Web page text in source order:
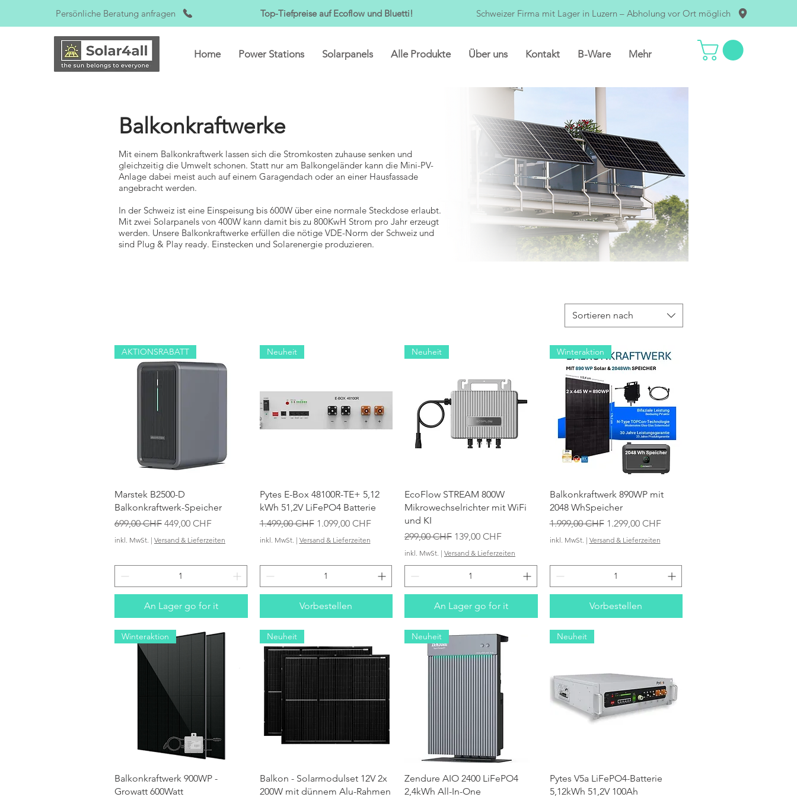
Persönliche Beratung anfragen Schweizer Firma mit Lager in Luzern – Abholung vor Ort möglich
Top-Tiefpreise auf Ecoflow und Bluetti!
Home Power Stations Solarpanels Alle Produkte Über uns Kontakt B-Ware Mehr
Balkonkraftwerke
Mit einem Balkonkraftwerk lassen sich die Stromkosten zuhause senken und
gleichzeitig die Umwelt schonen. Statt nur am Balkongeländer kann die Mini-PV-
Anlage dabei meist auch auf einem Garagendach oder an einer Hausfassade
angebracht werden.
In der Schweiz ist eine Einspeisung bis 600W über eine normale Steckdose erlaubt.
Mit zwei Solarpanels von 400W kann damit bis zu 800KwH Strom pro Jahr erzeugt
werden. Unsere Balkonkraftwerke erfüllen die nötige VDE-Norm der Schweiz und
sind Plug & Play ready. Einstecken und Solarenergie produzieren.
Sortieren nach
Schnellansicht
AKTIONSRABATT
Marstek B2500-D
Balkonkraftwerk-Speicher
Standardpreis
699,00 CHF Sale-Preis
449,00 CHF
inkl. MwSt. | Versand & Lieferzeiten
An Lager go for it
Schnellansicht
Neuheit
Pytes E-Box 48100R-TE+ 5,12
kWh 51,2V LiFePO4 Batterie
Standardpreis
1.499,00 CHF Sale-Preis
1.099,00 CHF
inkl. MwSt. | Versand & Lieferzeiten
Vorbestellen
Schnellansicht
Neuheit
EcoFlow STREAM 800W
Mikrowechselrichter mit WiFi
und KI
Standardpreis
299,00 CHF Sale-Preis
139,00 CHF
inkl. MwSt. | Versand & Lieferzeiten
An Lager go for it
Schnellansicht
Winteraktion
Balkonkraftwerk 890WP mit
2048 WhSpeicher
Standardpreis
1.999,00 CHF Sale-Preis
1.299,00 CHF
inkl. MwSt. | Versand & Lieferzeiten
Vorbestellen
Schnellansicht
Winteraktion
Balkonkraftwerk 900WP -
Growatt 600Watt
Schnellansicht
Neuheit
Balkon - Solarmodulset 12V 2x
200W mit dünnem Alu-Rahmen
Schnellansicht
Neuheit
Zendure AIO 2400 LiFePO4
2,4kWh All-In-One
Schnellansicht
Neuheit
Pytes V5a LiFePO4-Batterie
5,12kWh 51,2V 100Ah